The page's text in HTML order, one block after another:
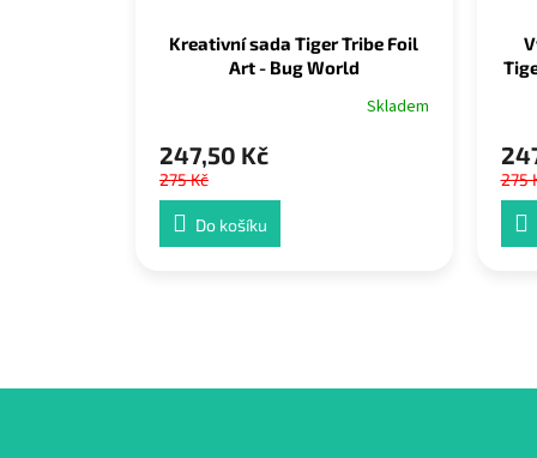
Kreativní sada Tiger Tribe Foil
Art - Bug World
Skladem
247,50 Kč
275 Kč
Do košíku
275